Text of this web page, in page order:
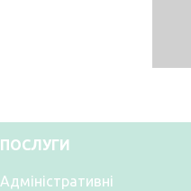
ПОСЛУГИ
Адміністративні